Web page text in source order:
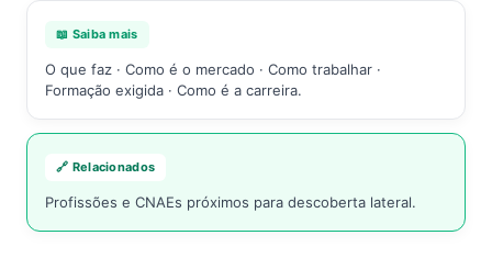
📖 Saiba mais
O que faz · Como é o mercado · Como trabalhar ·
Formação exigida · Como é a carreira.
🔗 Relacionados
Profissões e CNAEs próximos para descoberta lateral.